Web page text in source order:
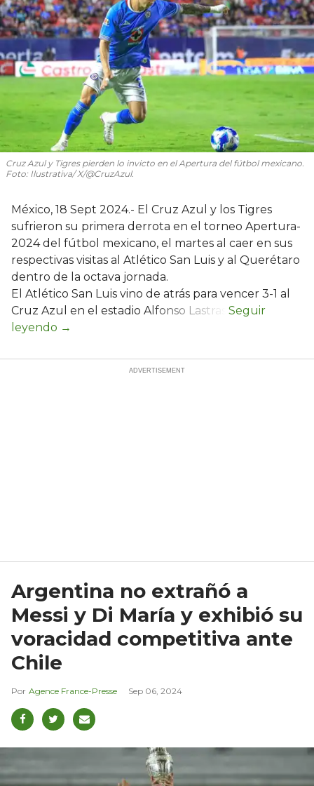
Cruz Azul y Tigres pierden lo invicto en el Apertura del fútbol mexicano.
Foto: Ilustrativa/ X/@CruzAzul.
México, 18 Sept 2024.- El Cruz Azul y los Tigres
sufrieron su primera derrota en el torneo Apertura-
2024 del fútbol mexicano, el martes al caer en sus
respectivas visitas al Atlético San Luis y al Querétaro
dentro de la octava jornada.
El Atlético San Luis vino de atrás para vencer 3-1 al
Cruz Azul en el estadio Alfonso Lastras.
Argentina no extrañó a
Messi y Di María y exhibió su
voracidad competitiva ante
Chile
Agence France-Presse Sep 06, 2024